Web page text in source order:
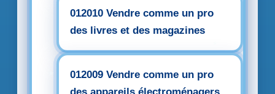
012010 Vendre comme un pro
des livres et des magazines
012009 Vendre comme un pro